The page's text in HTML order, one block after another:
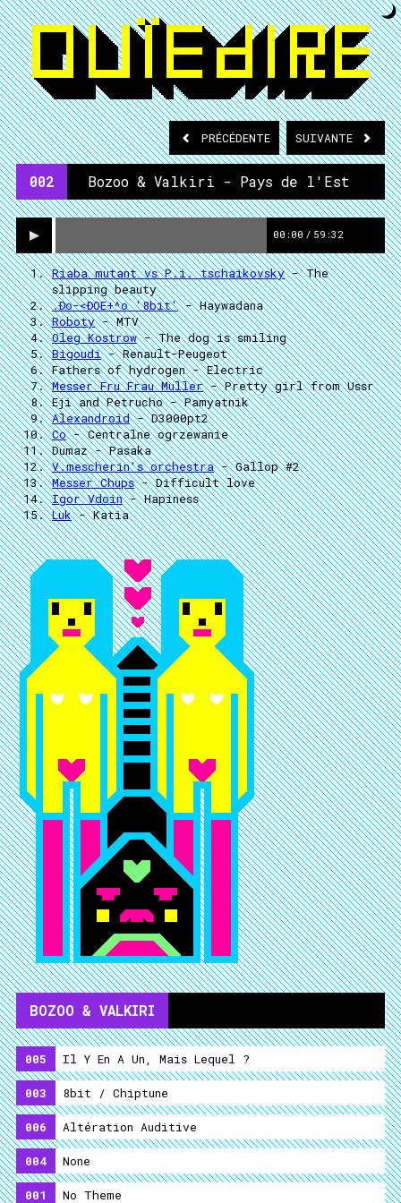
PRÉCÉDENTE SUIVANTE
002 Bozoo & Valkiri - Pays de l'Est
00:00 / 59:32
Riaba mutant vs P.i. tschaikovsky- The
slipping beauty
.Ðo-<ÐOE+^o '8bit'- Haywadana
Roboty- MTV
Oleg Kostrow- The dog is smiling
Bigoudi- Renault-Peugeot
Fathers of hydrogen- Electric
Messer Fru Frau Muller- Pretty girl from Ussr
Eji and Petrucho- Pamyatnik
Alexandroid- D3000pt2
Co- Centralne ogrzewanie
Dumaz- Pasaka
V.mescherin's orchestra- Gallop #2
Messer Chups- Difficult love
Igor Vdoin- Hapiness
Luk- Katia
BOZOO & VALKIRI
005 Il Y En A Un, Mais Lequel ?
003 8bit / Chiptune
006 Altération Auditive
004 None
001 No Theme